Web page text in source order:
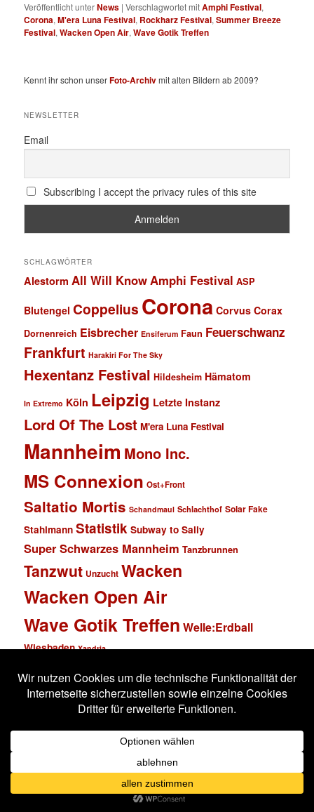
Veröffentlicht unterNews |Verschlagwortet mitAmphi Festival,
Corona,M'era Luna Festival, Rockharz Festival,Summer Breeze
Festival,Wacken Open Air,Wave Gotik Treffen
Kennt ihr schon unserFoto-Archivmit alten Bildern ab 2009?
NEWSLETTER
Email
Subscribing I accept the privacy rules of this site
SCHLAGWÖRTER
Alestorm All Will Know Amphi Festival ASP
Blutengel Coppelius Corona Corvus Corax
Dornenreich Eisbrecher Ensiferum Faun Feuerschwanz
Frankfurt Harakiri For The Sky
Hexentanz Festival Hildesheim Hämatom
In Extremo Köln Leipzig Letzte Instanz
Lord Of The Lost M'era Luna Festival
Mannheim Mono Inc.
MS Connexion Ost+Front
Saltatio Mortis Schandmaul Schlachthof Solar Fake
Stahlmann Statistik Subway to Sally
Super Schwarzes Mannheim Tanzbrunnen
Tanzwut Unzucht Wacken
Wacken Open Air
Wave Gotik Treffen Welle:Erdball
Wiesbaden Xandria
Impressum
Stolz präsentiert von WordPress